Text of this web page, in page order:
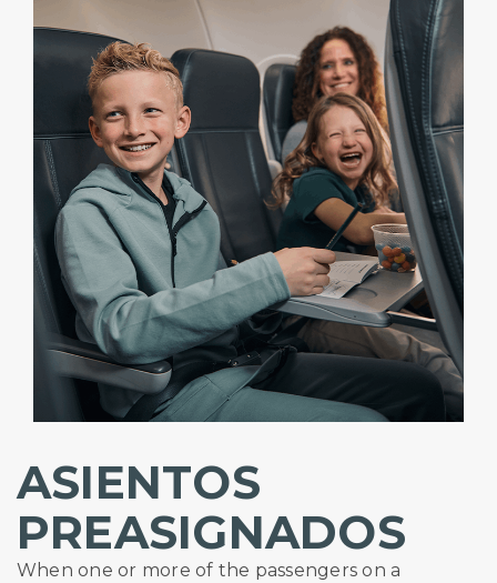
ASIENTOS
PREASIGNADOS
When one or more of the passengers on a